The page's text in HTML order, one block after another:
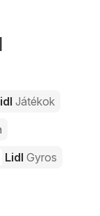
Játékok
LidlGyros